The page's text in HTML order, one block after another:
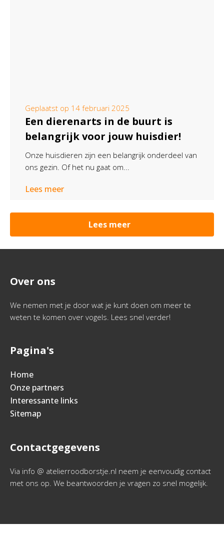
Geplaatst op 14 februari 2025
Een dierenarts in de buurt is
belangrijk voor jouw huisdier!
Onze huisdieren zijn een belangrijk onderdeel van
ons gezin. Of het nu gaat om...
Lees meer
Lees meer
Over ons
We nemen met je door wat je kunt doen om meer te
weten te komen over vogels. Lees snel verder!
Pagina's
Home
Onze partners
Interessante links
Sitemap
Contactgegevens
Via info @ atelierroodborstje.nl neem je eenvoudig contact
met ons op. We beantwoorden je vragen zo snel mogelijk.